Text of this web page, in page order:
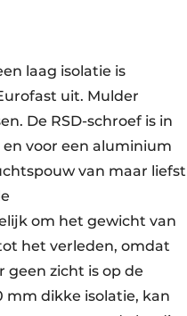
laag isolatie is
uit. Mulder
De RSD-schroef is in
voor een aluminium
van maar liefst
om het gewicht van
het verleden, omdat
zicht is op de
mm dikke isolatie, kan